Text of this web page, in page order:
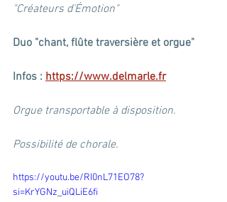
"Créateurs d’Émotion"
Duo "chant, flûte traversière et orgue"
Infos : https://www.delmarle.fr
Orgue transportable à disposition.
Possibilité de chorale.
https://youtu.be/RI0nL71EO78?
si=KrYGNz_uiQLiE6fi